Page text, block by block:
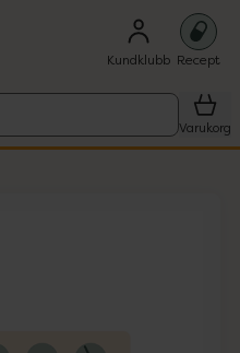
Kundklubb Recept
Varukorg
objekt.